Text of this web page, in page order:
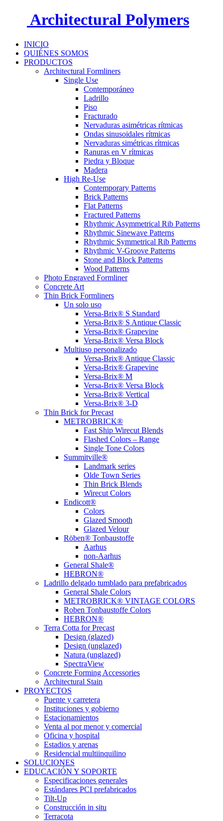
Architectural Polymers
INICIO
QUIÉNES SOMOS
PRODUCTOS
Architectural Formliners
Single Use
Contemporáneo
Ladrillo
Piso
Fracturado
Nervaduras asimétricas rítmicas
Ondas sinusoidales rítmicas
Nervaduras simétricas rítmicas
Ranuras en V rítmicas
Piedra y Bloque
Madera
High Re-Use
Contemporary Patterns
Brick Patterns
Flat Patterns
Fractured Patterns
Rhythmic Asymmetrical Rib Patterns
Rhythmic Sinewave Patterns
Rhythmic Symmetrical Rib Patterns
Rhythmic V-Groove Patterns
Stone and Block Patterns
Wood Patterns
Photo Engraved Formliner
Concrete Art
Thin Brick Formliners
Un solo uso
Versa-Brix® S Standard
Versa-Brix® S Antique Classic
Versa-Brix® Grapevine
Versa-Brix® Versa Block
Multiuso personalizado
Versa-Brix® Antique Classic
Versa-Brix® Grapevine
Versa-Brix® M
Versa-Brix® Versa Block
Versa-Brix® Vertical
Versa-Brix® 3-D
Thin Brick for Precast
METROBRICK®
Fast Ship Wirecut Blends
Flashed Colors – Range
Single Tone Colors
Summitville®
Landmark series
Olde Town Series
Thin Brick Blends
Wirecut Colors
Endicott®
Colors
Glazed Smooth
Glazed Velour
Röben® Tonbaustoffe
Aarhus
non-Aarhus
General Shale®
HEBRON®
Ladrillo delgado tumblado para prefabricados
General Shale Colors
METROBRICK® VINTAGE COLORS
Roben Tonbaustoffe Colors
HEBRON®
Terra Cotta for Precast
Design (glazed)
Design (unglazed)
Natura (unglazed)
SpectraView
Concrete Forming Accessories
Architectural Stain
PROYECTOS
Puente y carretera
Instituciones y gobierno
Estacionamientos
Venta al por menor y comercial
Oficina y hospital
Estadios y arenas
Residencial multiinquilino
SOLUCIONES
EDUCACIÓN Y SOPORTE
Especificaciones generales
Estándares PCI prefabricados
Tilt-Up
Construcción in situ
Terracota